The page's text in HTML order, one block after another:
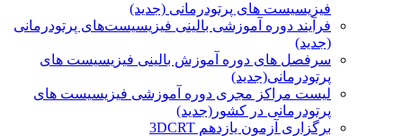
فیزیسیست های پرتودرمانی (جدید)
فرآیند دوره آموزشی بالینی فیزیسیست‌های پرتودرمانی
(جدید)
سرفصل های دوره آموزش بالینی فیزیسیست های
پرتودرمانی(جدید)
لیست مراکز مجری دوره آموزشی فیزیسیست های
پرتودرمانی در کشور(جدید)
برگزاری آزمون یازدهم 3DCRT